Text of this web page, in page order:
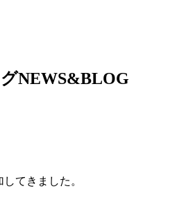
NEWS&BLOG
てきました。